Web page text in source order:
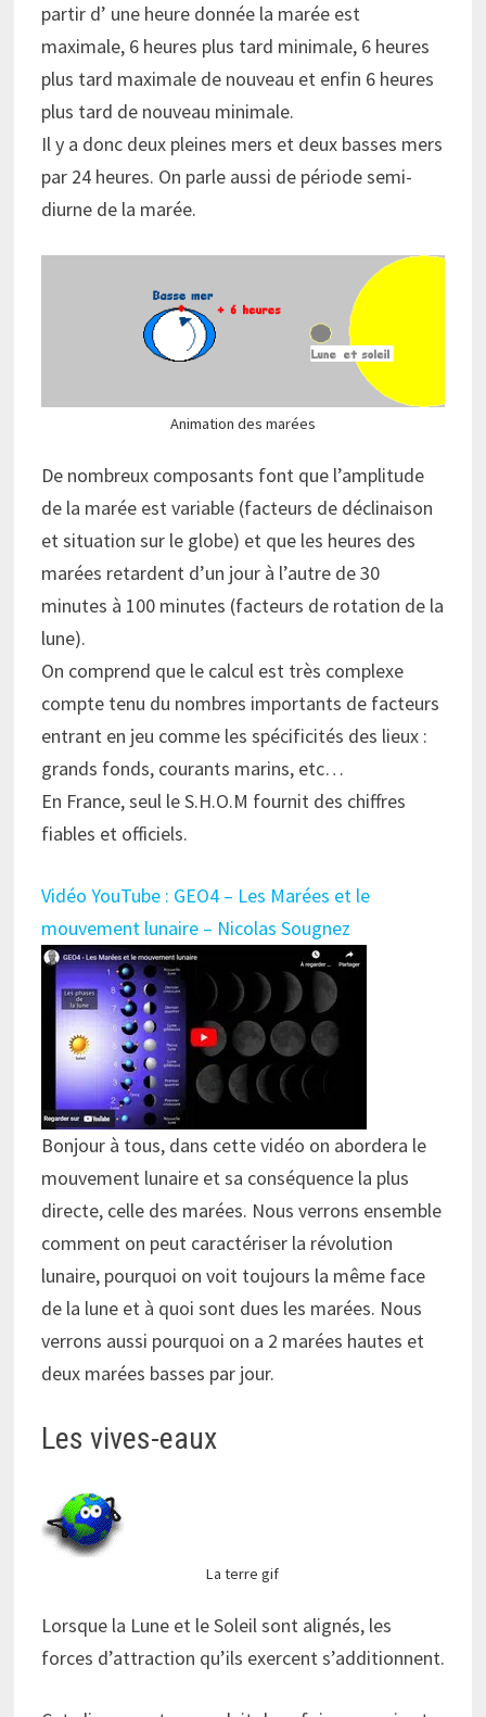
partir d’ une heure donnée la marée est
maximale, 6 heures plus tard minimale, 6 heures
plus tard maximale de nouveau et enfin 6 heures
plus tard de nouveau minimale.
Il y a donc deux pleines mers et deux basses mers
par 24 heures. On parle aussi de période semi-
diurne de la marée.
Animation des marées
De nombreux composants font que l’amplitude
de la marée est variable (facteurs de déclinaison
et situation sur le globe) et que les heures des
marées retardent d’un jour à l’autre de 30
minutes à 100 minutes (facteurs de rotation de la
lune).
On comprend que le calcul est très complexe
compte tenu du nombres importants de facteurs
entrant en jeu comme les spécificités des lieux :
grands fonds, courants marins, etc…
En France, seul le S.H.O.M fournit des chiffres
fiables et officiels.
Vidéo YouTube : GEO4 – Les Marées et le
mouvement lunaire – Nicolas Sougnez
Bonjour à tous, dans cette vidéo on abordera le
mouvement lunaire et sa conséquence la plus
directe, celle des marées. Nous verrons ensemble
comment on peut caractériser la révolution
lunaire, pourquoi on voit toujours la même face
de la lune et à quoi sont dues les marées. Nous
verrons aussi pourquoi on a 2 marées hautes et
deux marées basses par jour.
Les vives-eaux
La terre gif
Lorsque la Lune et le Soleil sont alignés, les
forces d’attraction qu’ils exercent s’additionnent.